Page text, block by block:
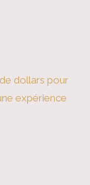
dollars pour
expérience